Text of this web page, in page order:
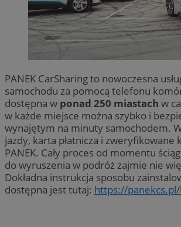
PANEK CarSharing to nowoczesna
samochodu za pomocą telefonu
dostępna w ponad 250 miastach w
w każde miejsce można szybko i
wynajętym na minuty samochodem.
jazdy, karta płatnicza i zweryfikowane
PANEK. Cały proces od momentu
do wyruszenia w podróż zajmie nie
Dokładna instrukcja sposobu
dostępna jest tutaj: https://